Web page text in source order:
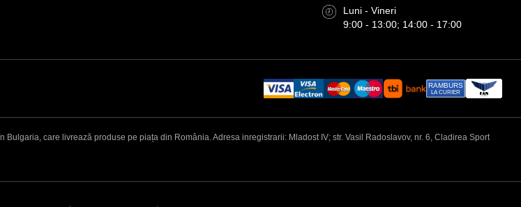
Luni - Vineri
9:00 - 13:00; 14:00 - 17:00
RAMBURS
LA CURIER
care livrează produse pe piața din România. Adresa inregistrarii: Mladost IV; str. Vasil Radoslavov, nr. 6, Cladirea Sport